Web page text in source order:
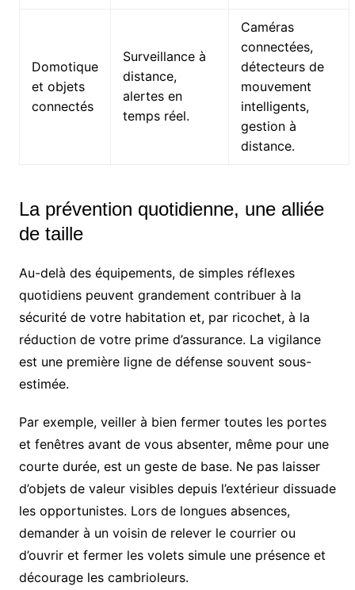
Domotique
et objets
connectés
Surveillance à
distance,
alertes en
temps réel.
Caméras
connectées,
détecteurs de
mouvement
intelligents,
gestion à
distance.
La prévention quotidienne, une alliée
de taille
Au-delà des équipements, de simples réflexes
quotidiens peuvent grandement contribuer à la
sécurité de votre habitation et, par ricochet, à la
réduction de votre prime d’assurance. La vigilance
est une première ligne de défense souvent sous-
estimée.
Par exemple, veiller à bien fermer toutes les portes
et fenêtres avant de vous absenter, même pour une
courte durée, est un geste de base. Ne pas laisser
d’objets de valeur visibles depuis l’extérieur dissuade
les opportunistes. Lors de longues absences,
demander à un voisin de relever le courrier ou
d’ouvrir et fermer les volets simule une présence et
décourage les cambrioleurs.